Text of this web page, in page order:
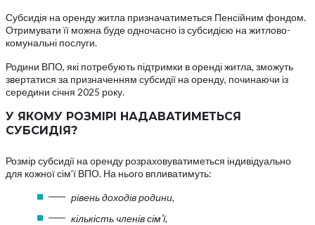
Субсидія на оренду житла призначатиметься Пенсійним фондом.
Отримувати її можна буде одночасно із субсидією на житлово-
комунальні послуги.
Родини ВПО, які потребують підтримки в оренді житла, зможуть
звертатися за призначенням субсидії на оренду, починаючи із
середини січня 2025 року.
У ЯКОМУ РОЗМІРІ НАДАВАТИМЕТЬСЯ
СУБСИДІЯ?
Розмір субсидії на оренду розраховуватиметься індивідуально
для кожної сім’ї ВПО. На нього впливатимуть:
рівень доходів родини,
кількість членів сімʼї,